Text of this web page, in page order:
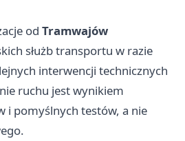
od Tramwajów
służb transportu w razie
interwencji technicznych
ruchu jest wynikiem
i pomyślnych testów, a nie